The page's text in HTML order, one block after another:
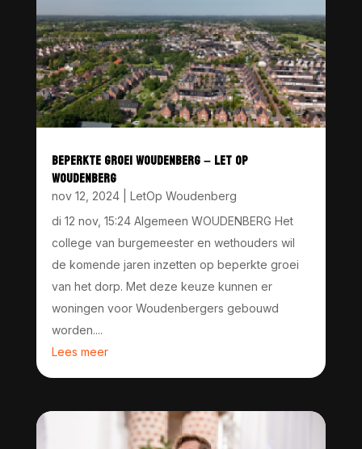
BEPERKTE GROEI WOUDENBERG – LET OP
WOUDENBERG
nov 12, 2024| LetOp Woudenberg
di 12 nov, 15:24 Algemeen WOUDENBERG Het
college van burgemeester en wethouders wil
de komende jaren inzetten op beperkte groei
van het dorp. Met deze keuze kunnen er
woningen voor Woudenbergers gebouwd
worden....
Lees meer